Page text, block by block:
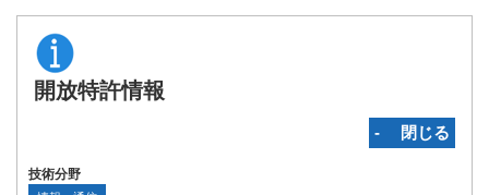
開放特許情報
‐ 閉じる
技術分野